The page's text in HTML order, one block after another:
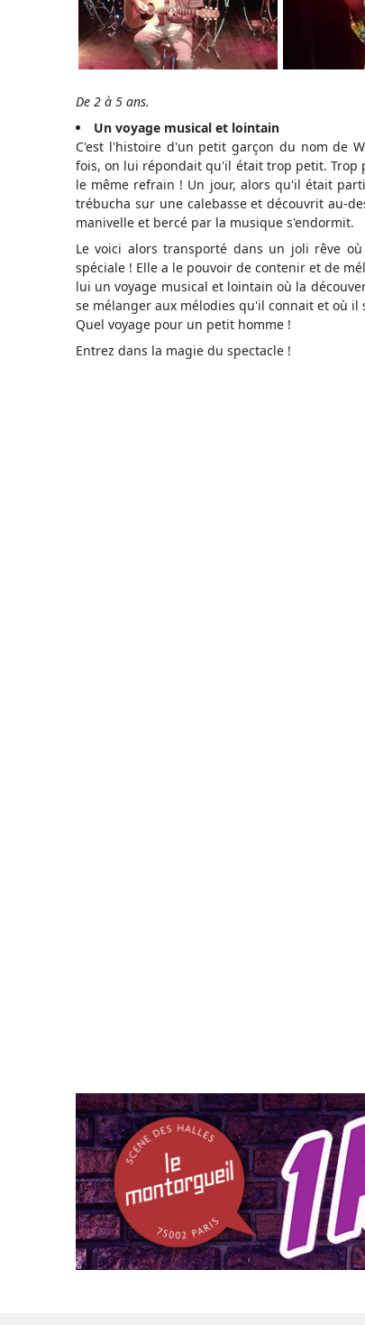
De 2 à 5 ans.
Un voyage musical et lointain
C'est l'histoire d'un petit garçon du nom de
fois, on lui répondait qu'il était trop petit. Trop
le même refrain ! Un jour, alors qu'il était
trébucha sur une calebasse et découvrit au-
manivelle et bercé par la musique s'endormit.
Le voici alors transporté dans un joli rêve
spéciale ! Elle a le pouvoir de contenir et de
lui un voyage musical et lointain où la
se mélanger aux mélodies qu'il connait et où
Quel voyage pour un petit homme !
Entrez dans la magie du spectacle !